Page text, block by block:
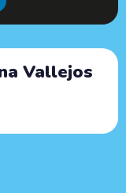
Vallejos